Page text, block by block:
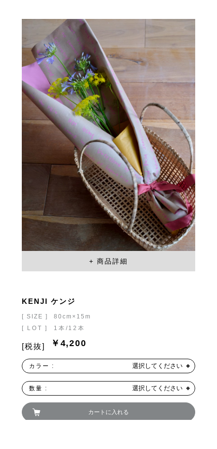
KENJI ケンジ
[ SIZE ]
80cm×15m
[ LOT ]
1本/12本
￥4,200
[税抜]
カラー : 選択してください
数量 : 選択してください
カートに入れる
カートへ進む